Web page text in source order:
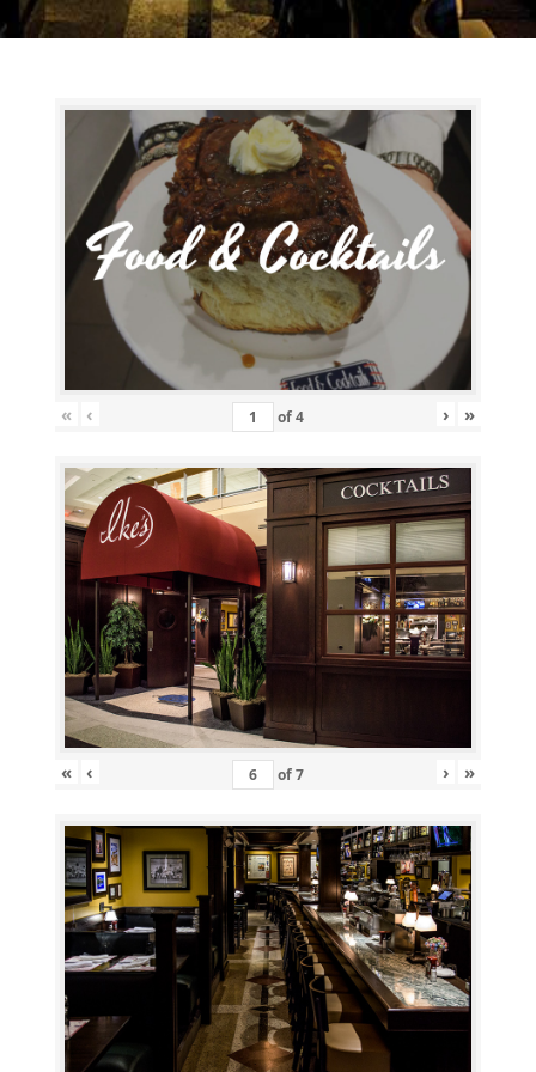
« ‹ of4 › »
« ‹ of7 › »